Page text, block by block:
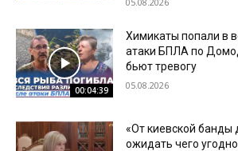
00:04:39
Химикаты попали в
атаки БПЛА по
бьют тревогу
05.08.2026
«От киевской
ожидать чего